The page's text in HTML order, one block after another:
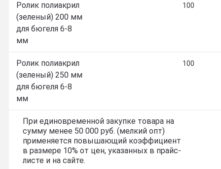
Ролик полиакрил
(зеленый) 200 мм
для бюгеля 6-8
мм
100
Ролик полиакрил
(зеленый) 250 мм
для бюгеля 6-8
мм
100
При единовременной закупке товара на
сумму менее 50 000 руб. (мелкий опт)
применяется повышающий коэффициент
в размере 10% от цен, указанных в прайс-
листе и на сайте.